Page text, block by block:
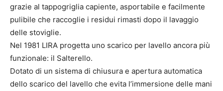
grazie al tappogriglia capiente, asportabile e facilmente
pulibile che raccoglie i residui rimasti dopo il lavaggio
delle stoviglie.
Nel 1981 LIRA progetta uno scarico per lavello ancora più
funzionale: il Salterello.
Dotato di un sistema di chiusura e apertura automatica
dello scarico del lavello che evita l’immersione delle mani